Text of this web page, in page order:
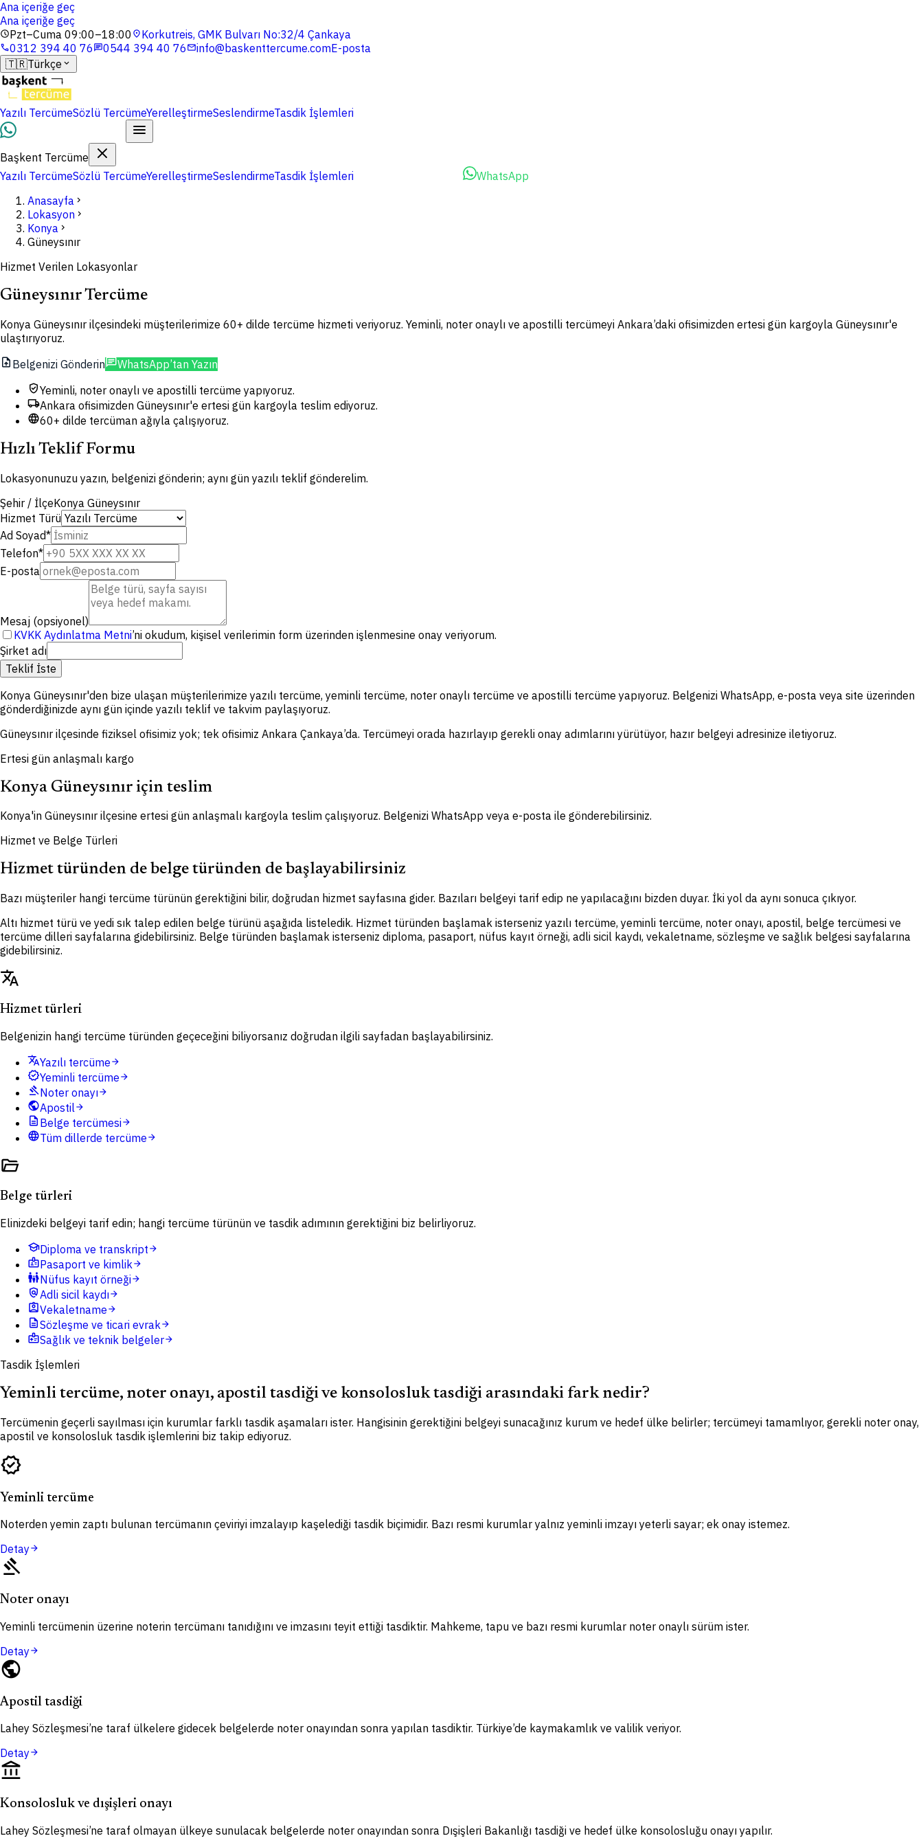
Ana içeriğe geç
Ana içeriğe geç
schedulePzt–Cuma 09:00–18:00 location_onKorkutreis, GMK Bulvarı No:32/4 Çankaya
phone0312 394 40 76chat0544 394 40 76mailinfo@baskenttercume.comE-posta
🇹🇷Türkçe expand_more
Yazılı TercümeSözlü TercümeYerelleştirmeSeslendirmeTasdik İşlemleri
Başkent Tercüme
Yazılı TercümeSözlü TercümeYerelleştirmeSeslendirmeTasdik İşlemleri
WhatsApp
Anasayfa chevron_right
Lokasyon chevron_right
Konya chevron_right
Güneysınır
Hizmet Verilen Lokasyonlar
Güneysınır Tercüme
Konya Güneysınır ilçesindeki müşterilerimize 60+ dilde tercüme hizmeti veriyoruz. Yeminli, noter onaylı ve apostilli tercümeyi Ankara’daki ofisimizden ertesi gün kargoyla Güneysınır'e
ulaştırıyoruz.
upload_file Belgenizi GönderinchatWhatsApp’tan Yazın
verified_userYeminli, noter onaylı ve apostilli tercüme yapıyoruz.
local_shippingAnkara ofisimizden Güneysınır'e ertesi gün kargoyla teslim ediyoruz.
language60+ dilde tercüman ağıyla çalışıyoruz.
Hızlı Teklif Formu
Lokasyonunuzu yazın, belgenizi gönderin; aynı gün yazılı teklif gönderelim.
Şehir / İlçeKonya Güneysınır
Hizmet Türü
Ad Soyad*
Telefon*
E-posta
Mesaj (opsiyonel)
KVKK Aydınlatma Metni’ni okudum, kişisel verilerimin form üzerinden işlenmesine onay veriyorum.
Şirket adı
Teklif İste
Konya Güneysınır'den bize ulaşan müşterilerimize yazılı tercüme, yeminli tercüme, noter onaylı tercüme ve apostilli tercüme yapıyoruz. Belgenizi WhatsApp, e-posta veya site üzerinden
gönderdiğinizde aynı gün içinde yazılı teklif ve takvim paylaşıyoruz.
Güneysınır ilçesinde fiziksel ofisimiz yok; tek ofisimiz Ankara Çankaya’da. Tercümeyi orada hazırlayıp gerekli onay adımlarını yürütüyor, hazır belgeyi adresinize iletiyoruz.
Ertesi gün anlaşmalı kargo
Konya Güneysınır için teslim
Konya'in Güneysınır ilçesine ertesi gün anlaşmalı kargoyla teslim çalışıyoruz. Belgenizi WhatsApp veya e-posta ile gönderebilirsiniz.
Hizmet ve Belge Türleri
Hizmet türünden de belge türünden de başlayabilirsiniz
Bazı müşteriler hangi tercüme türünün gerektiğini bilir, doğrudan hizmet sayfasına gider. Bazıları belgeyi tarif edip ne yapılacağını bizden duyar. İki yol da aynı sonuca çıkıyor.
Altı hizmet türü ve yedi sık talep edilen belge türünü aşağıda listeledik. Hizmet türünden başlamak isterseniz yazılı tercüme, yeminli tercüme, noter onayı, apostil, belge tercümesi ve
tercüme dilleri sayfalarına gidebilirsiniz. Belge türünden başlamak isterseniz diploma, pasaport, nüfus kayıt örneği, adli sicil kaydı, vekaletname, sözleşme ve sağlık belgesi sayfalarına
gidebilirsiniz.
translate
Hizmet türleri
Belgenizin hangi tercüme türünden geçeceğini biliyorsanız doğrudan ilgili sayfadan başlayabilirsiniz.
translateYazılı tercümearrow_forward
verifiedYeminli tercümearrow_forward
gavelNoter onayıarrow_forward
publicApostilarrow_forward
description Belge tercümesiarrow_forward
languageTüm dillerde tercümearrow_forward
folder_open
Belge türleri
Elinizdeki belgeyi tarif edin; hangi tercüme türünün ve tasdik adımının gerektiğini biz belirliyoruz.
schoolDiploma ve transkriptarrow_forward
badgePasaport ve kimlikarrow_forward
family_restroomNüfus kayıt örneğiarrow_forward
policyAdli sicil kaydıarrow_forward
assignment_indVekaletnamearrow_forward
descriptionSözleşme ve ticari evrakarrow_forward
medical_informationSağlık ve teknik belgelerarrow_forward
Tasdik İşlemleri
Yeminli tercüme, noter onayı, apostil tasdiği ve konsolosluk tasdiği arasındaki fark nedir?
Tercümenin geçerli sayılması için kurumlar farklı tasdik aşamaları ister. Hangisinin gerektiğini belgeyi sunacağınız kurum ve hedef ülke belirler; tercümeyi tamamlıyor, gerekli noter onay,
apostil ve konsolosluk tasdik işlemlerini biz takip ediyoruz.
verified
Yeminli tercüme
Noterden yemin zaptı bulunan tercümanın çeviriyi imzalayıp kaşelediği tasdik biçimidir. Bazı resmi kurumlar yalnız yeminli imzayı yeterli sayar; ek onay istemez.
Detayarrow_forward
gavel
Noter onayı
Yeminli tercümenin üzerine noterin tercümanı tanıdığını ve imzasını teyit ettiği tasdiktir. Mahkeme, tapu ve bazı resmi kurumlar noter onaylı sürüm ister.
Detayarrow_forward
public
Apostil tasdiği
Lahey Sözleşmesi’ne taraf ülkelere gidecek belgelerde noter onayından sonra yapılan tasdiktir. Türkiye’de kaymakamlık ve valilik veriyor.
Detayarrow_forward
account_balance
Konsolosluk ve dışişleri onayı
Lahey Sözleşmesi’ne taraf olmayan ülkeye sunulacak belgelerde noter onayından sonra Dışişleri Bakanlığı tasdiği ve hedef ülke konsolosluğu onayı yapılır.